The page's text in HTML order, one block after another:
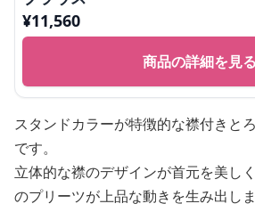
¥11,560
商品の詳細を見る
スタンドカラーが特徴的な襟付きと
です。
立体的な襟のデザインが首元を美し
のプリーツが上品な動きを生み出しま